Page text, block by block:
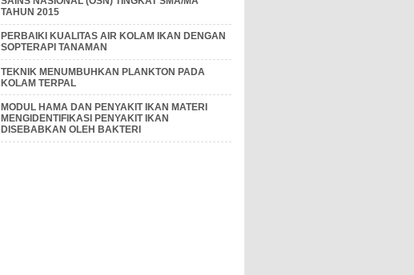
TAHUN 2015
PERBAIKI KUALITAS AIR KOLAM IKAN DENGAN
SOPTERAPI TANAMAN
TEKNIK MENUMBUHKAN PLANKTON PADA
KOLAM TERPAL
MODUL HAMA DAN PENYAKIT IKAN MATERI
MENGIDENTIFIKASI PENYAKIT IKAN
DISEBABKAN OLEH BAKTERI